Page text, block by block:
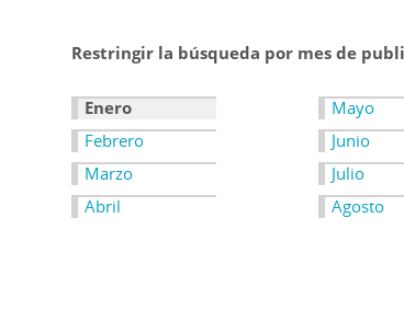
Restringir la búsqueda por mes de
Enero
Febrero
Marzo
Abril
Mayo
Junio
Julio
Agosto